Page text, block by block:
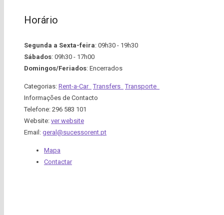
Horário
Segunda a Sexta-feira: 09h30 - 19h30
Sábados: 09h30 - 17h00
Domingos/Feriados: Encerrados
Categorias: Rent-a-Car Transfers Transporte
Informações de Contacto
Telefone: 296 583 101
Website: ver website
Email: geral@sucessorent.pt
Mapa
Contactar